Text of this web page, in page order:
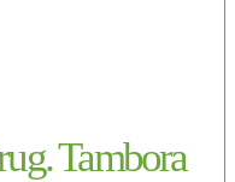
Tambora